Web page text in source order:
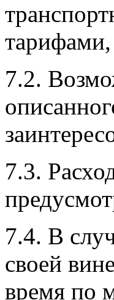
7.2.
7.3.
7.4. В
своей
время по